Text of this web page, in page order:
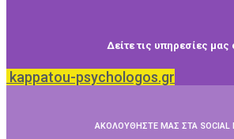
Δείτε τις υπηρεσίες μας
kappatou-psychologos.gr
ΑΚΟΛΟΥΘΗΣΤΕ ΜΑΣ ΣΤΑ SOCIAL